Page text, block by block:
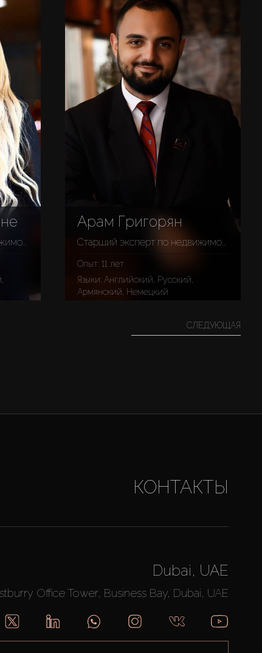
Старший эксперт по недвижимости
Арам Григорян
Старший эксперт по недвижимости
Опыт: 11 лет
Языки: Английский, Русский,
Армянский, Немецкий
СЛЕДУЮЩАЯ
КОНТАКТЫ
Dubai, UAE
Office Tower, Business Bay, Dubai, UAE